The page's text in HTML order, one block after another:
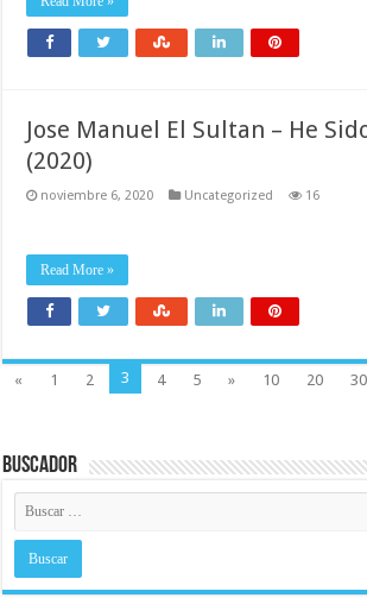
Jose Manuel El Sultan – He
(2020)
noviembre 6, 2020 Uncategorized 16
Read More »
« 1 2 3 4 5 » 10 20 30
Buscador